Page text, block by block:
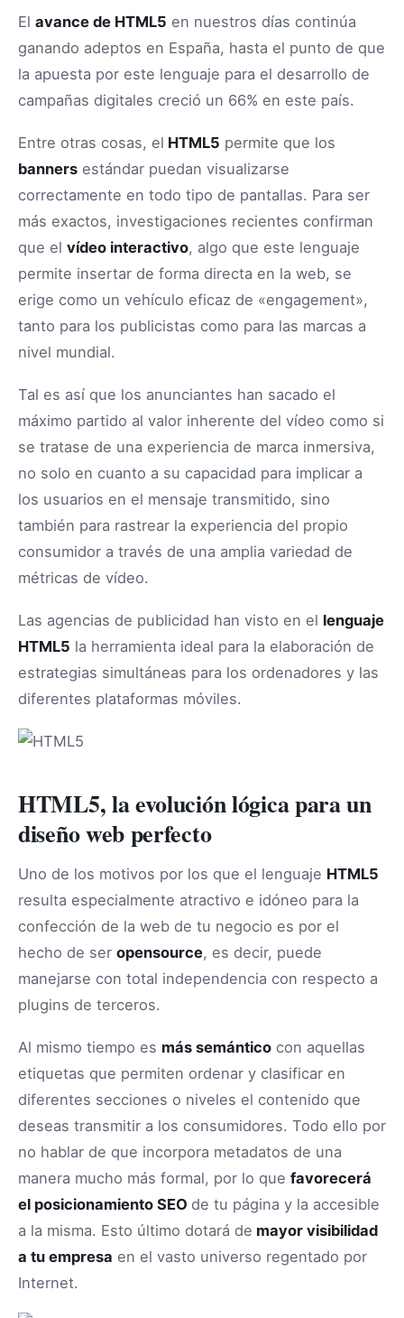
El avance de HTML5 en nuestros días continúa
ganando adeptos en España, hasta el punto de que
la apuesta por este lenguaje para el desarrollo de
campañas digitales creció un 66% en este país.
Entre otras cosas, el HTML5 permite que los
banners estándar puedan visualizarse
correctamente en todo tipo de pantallas. Para ser
más exactos, investigaciones recientes confirman
que el vídeo interactivo, algo que este lenguaje
permite insertar de forma directa en la web, se
erige como un vehículo eficaz de «engagement»,
tanto para los publicistas como para las marcas a
nivel mundial.
Tal es así que los anunciantes han sacado el
máximo partido al valor inherente del vídeo como si
se tratase de una experiencia de marca inmersiva,
no solo en cuanto a su capacidad para implicar a
los usuarios en el mensaje transmitido, sino
también para rastrear la experiencia del propio
consumidor a través de una amplia variedad de
métricas de vídeo.
Las agencias de publicidad han visto en el lenguaje
HTML5 la herramienta ideal para la elaboración de
estrategias simultáneas para los ordenadores y las
diferentes plataformas móviles.
HTML5, la evolución lógica para un
diseño web perfecto
Uno de los motivos por los que el lenguaje HTML5
resulta especialmente atractivo e idóneo para la
confección de la web de tu negocio es por el
hecho de ser opensource, es decir, puede
manejarse con total independencia con respecto a
plugins de terceros.
Al mismo tiempo es más semántico con aquellas
etiquetas que permiten ordenar y clasificar en
diferentes secciones o niveles el contenido que
deseas transmitir a los consumidores. Todo ello por
no hablar de que incorpora metadatos de una
manera mucho más formal, por lo que favorecerá
el posicionamiento SEO de tu página y la accesible
a la misma. Esto último dotará de mayor visibilidad
a tu empresa en el vasto universo regentado por
Internet.